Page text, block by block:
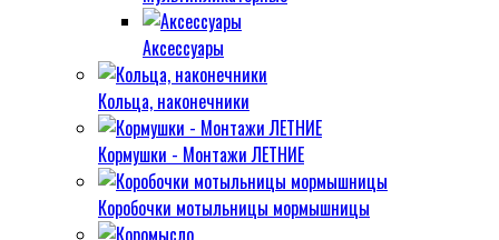
Аксессуары
Кольца, наконечники
Кормушки - Монтажи ЛЕТНИЕ
Коробочки мотыльницы мормышницы